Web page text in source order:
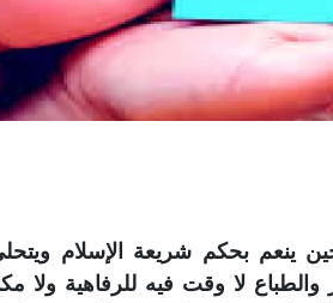
بحكم شريعة الإسلام ويتحلى
لا وقت فيه للرفاهية ولا